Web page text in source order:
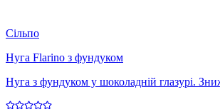
Сільпо
Нуга Flarino з фундуком
Нуга з фундуком у шоколадній глазурі.